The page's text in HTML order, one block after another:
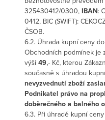
325430412/0300, IBAN:
0412, BIC (SWIFT):
ČSOB.
6.2. Úhrada kupní ceny
Obchodních podmínek je
výši 49,- Kč, kterou
současně s úhradou
nevyzvednutí zboží
Podnikatel právo na
doběrečného a balného
6.3. Při úhradě kupní